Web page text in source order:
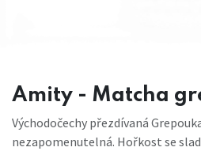
Amity - Matcha
Východočechy přezdívaná
nezapomenutelná. Hořkost se